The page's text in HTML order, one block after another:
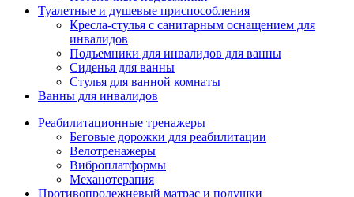
Туалетные и душевые приспособления
Кресла-стулья с санитарным оснащением для
инвалидов
Подъемники для инвалидов для ванны
Сиденья для ванны
Стулья для ванной комнаты
Ванны для инвалидов
Реабилитационные тренажеры
Беговые дорожки для реабилитации
Велотренажеры
Виброплатформы
Механотерапия
Противопролежневый матрас и подушки